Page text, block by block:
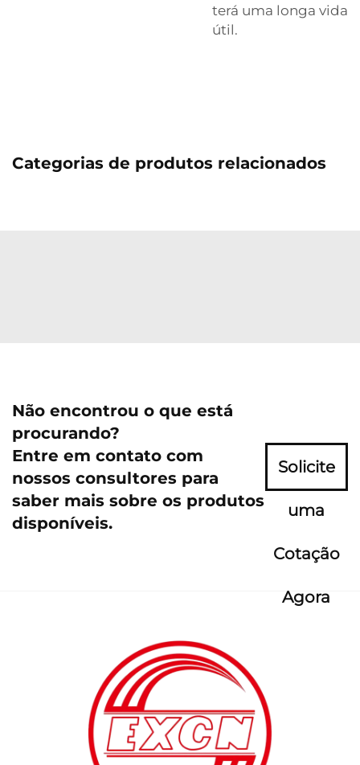
terá uma longa vida
útil.
Categorias de produtos relacionados
Não encontrou o que está
procurando?
Entre em contato com
nossos consultores para
saber mais sobre os produtos
disponíveis.
Solicite
uma
Cotação
Agora